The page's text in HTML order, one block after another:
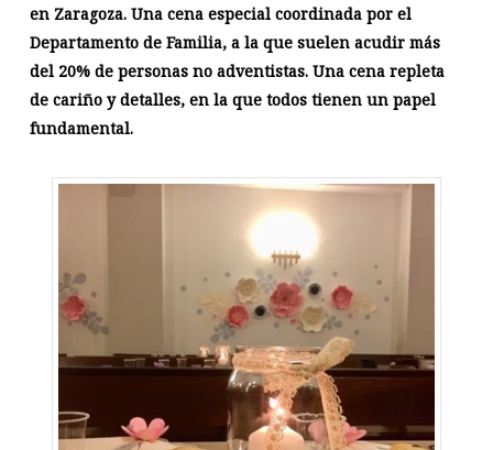
en Zaragoza. Una cena especial coordinada por el
Departamento de Familia, a la que suelen acudir más
del 20% de personas no adventistas. Una cena repleta
de cariño y detalles, en la que todos tienen un papel
fundamental.